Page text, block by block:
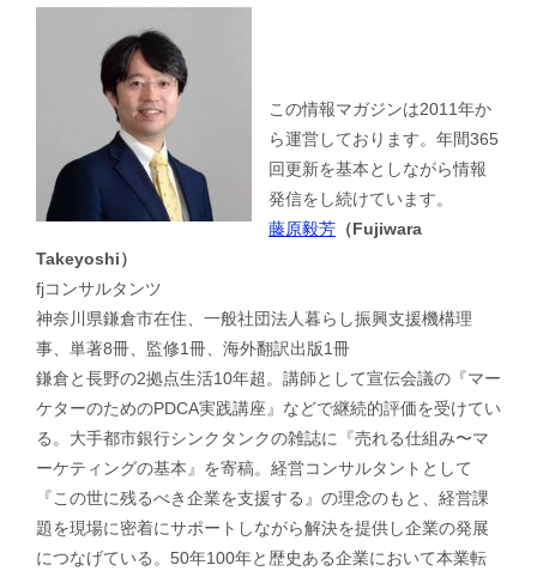
この情報マガジンは2011年か
ら運営しております。年間365
回更新を基本としながら情報
発信をし続けています。
藤原毅芳 （Fujiwara
Takeyoshi）
fjコンサルタンツ
神奈川県鎌倉市在住、一般社団法人暮らし振興支援機構理
事、単著8冊、監修1冊、海外翻訳出版1冊
鎌倉と長野の2拠点生活10年超。講師として宣伝会議の『マー
ケターのためのPDCA実践講座』などで継続的評価を受けてい
る。大手都市銀行シンクタンクの雑誌に『売れる仕組み〜マ
ーケティングの基本』を寄稿。経営コンサルタントとして
『この世に残るべき企業を支援する』の理念のもと、経営課
題を現場に密着にサポートしながら解決を提供し企業の発展
につなげている。50年100年と歴史ある企業において本業転